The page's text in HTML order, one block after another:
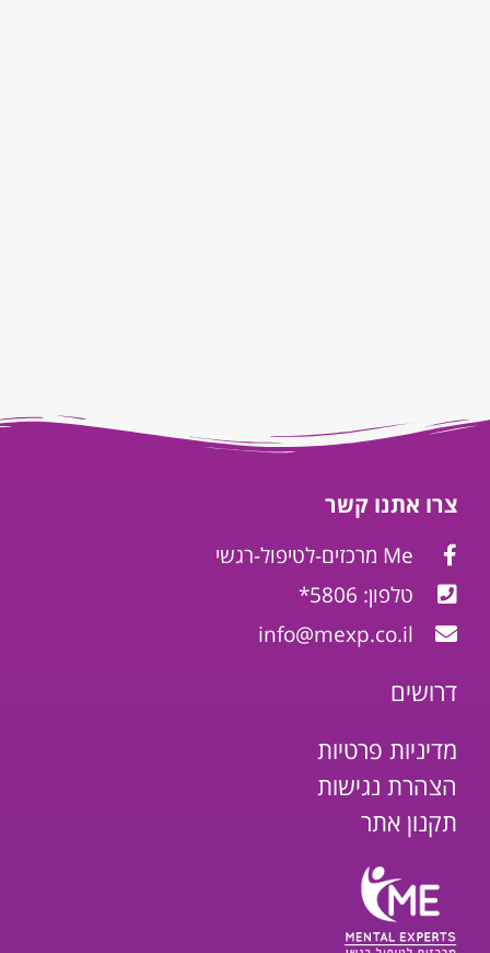
צרו אתנו קשר
Me מרכזים-לטיפול-רגשי
טלפון: 5806*
info@mexp.co.il
דרושים
מדיניות פרטיות
הצהרת נגישות
תקנון אתר